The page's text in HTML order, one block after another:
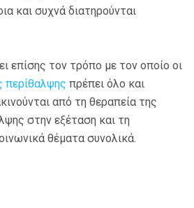
και συχνά διατηρούνται
επίσης τον τρόπο με τον οποίο οι
περίθαλψης πρέπει όλο και
από τη θεραπεία της
στην εξέταση και τη
θέματα συνολικά.